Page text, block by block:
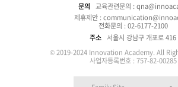
문의 교육관련문의 :
제휴제안 :
전화문의 : 02-6177-2100
주소 서울시 강남구 개포로 416
© 2019-2024 Innovation Academy. All
사업자등록번호 : 757-82-00285